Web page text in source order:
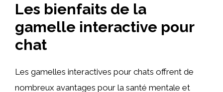
Les bienfaits de la
gamelle interactive pour
chat
Les gamelles interactives pour chats offrent de
nombreux avantages pour la santé mentale et